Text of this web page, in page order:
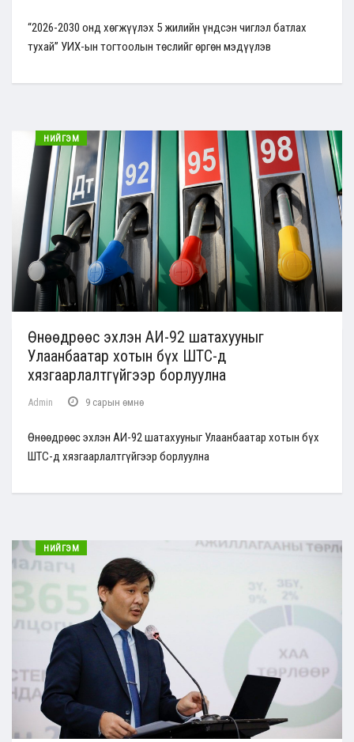
“2026-2030 онд хөгжүүлэх 5 жилийн үндсэн чиглэл батлах
тухай” УИХ-ын тогтоолын төслийг өргөн мэдүүлэв
НИЙГЭМ
Өнөөдрөөс эхлэн АИ-92 шатахууныг
Улаанбаатар хотын бүх ШТС-д
хязгаарлалтгүйгээр борлуулна
Admin 9 сарын өмнө
Өнөөдрөөс эхлэн АИ-92 шатахууныг Улаанбаатар хотын бүх
ШТС-д хязгаарлалтгүйгээр борлуулна
НИЙГЭМ